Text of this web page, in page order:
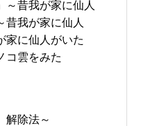
～昔我が家に仙人
昔我が家に仙人
家に仙人がいた
コ雲をみた
除法～